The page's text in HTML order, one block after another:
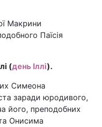
Макрини
Паїсія
(день Іллі).
Симеона
заради юродивого,
його, преподобних
Онисима